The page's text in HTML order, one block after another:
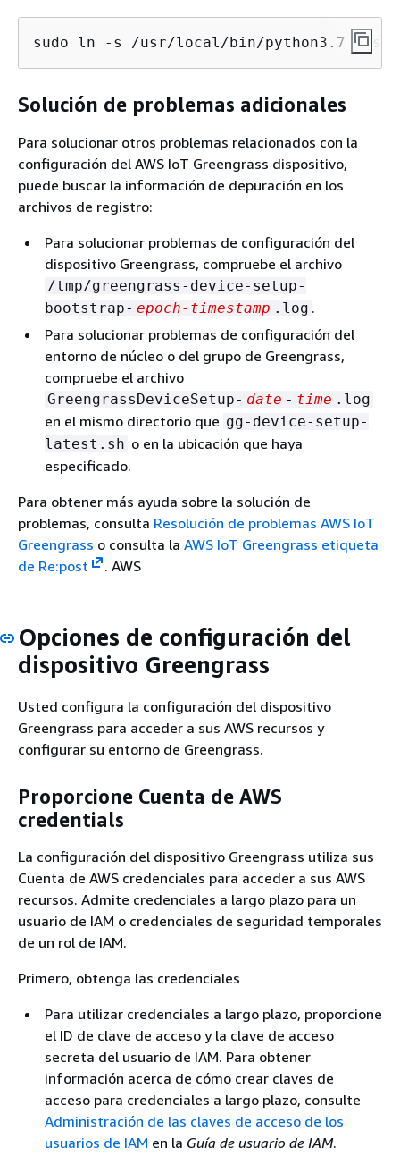
sudo ln -s /usr/local/bin/python3.7 /usr/
Solución de problemas adicionales
Para solucionar otros problemas relacionados con la
configuración del AWS IoT Greengrass dispositivo,
puede buscar la información de depuración en los
archivos de registro:
Para solucionar problemas de configuración del
dispositivo Greengrass, compruebe el archivo
/tmp/greengrass-device-setup-
bootstrap- epoch-timestamp .log .
Para solucionar problemas de configuración del
entorno de núcleo o del grupo de Greengrass,
compruebe el archivo
GreengrassDeviceSetup- date - time .log
en el mismo directorio que gg-device-setup-
latest.sh o en la ubicación que haya
especificado.
Para obtener más ayuda sobre la solución de
problemas, consulta Resolución de problemas AWS IoT
Greengrass o consulta la AWS IoT Greengrass etiqueta
de Re:post
. AWS
Opciones de configuración del
dispositivo Greengrass
Usted configura la configuración del dispositivo
Greengrass para acceder a sus AWS recursos y
configurar su entorno de Greengrass.
Proporcione Cuenta de AWS
credentials
La configuración del dispositivo Greengrass utiliza sus
Cuenta de AWS credenciales para acceder a sus AWS
recursos. Admite credenciales a largo plazo para un
usuario de IAM o credenciales de seguridad temporales
de un rol de IAM.
Primero, obtenga las credenciales
Para utilizar credenciales a largo plazo, proporcione
el ID de clave de acceso y la clave de acceso
secreta del usuario de IAM. Para obtener
información acerca de cómo crear claves de
acceso para credenciales a largo plazo, consulte
Administración de las claves de acceso de los
usuarios de IAM en la Guía de usuario de IAM.